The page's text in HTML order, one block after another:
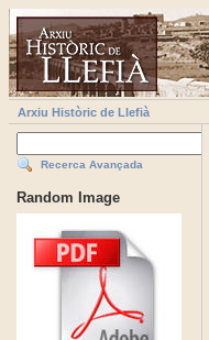
Arxiu Històric de Llefià
Recerca Avançada
Random Image